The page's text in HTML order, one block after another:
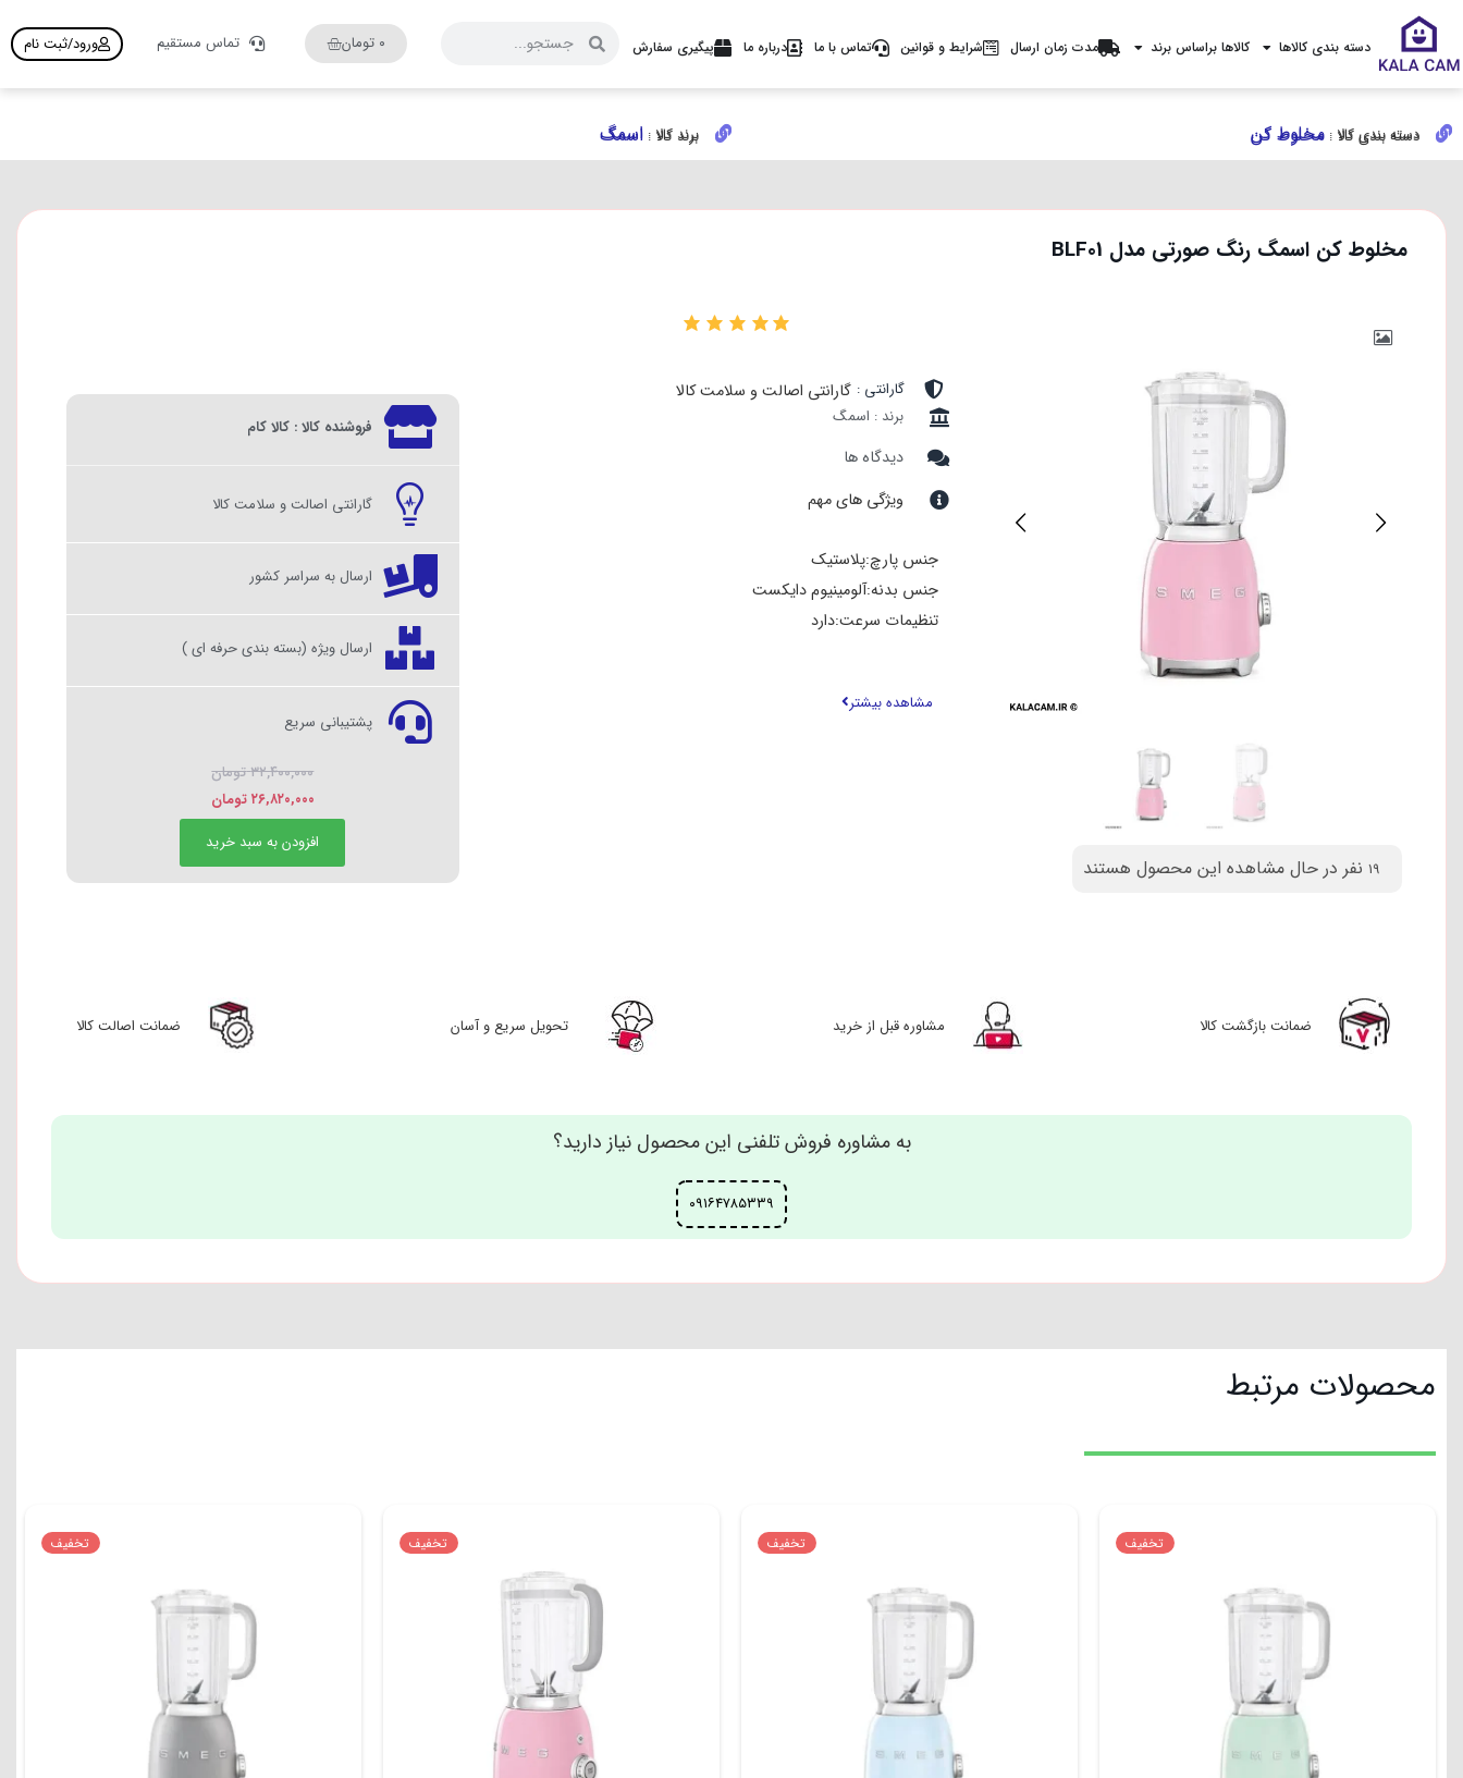
دسته بندی کالاها کالاها براساس برند مدت زمان ارسال شرایط و قوانین تماس با ما درباره ما پیگیری سفارش ۰ تومان تماس مستقیم ورود/ثبت نام
دسته بندی کالا : مخلوط کن برند کالا : اسمگ دسته بندی کالا : مخلوط کن برند کالا : اسمگ
مخلوط کن اسمگ رنگ صورتی مدل BLF01
19 نفر در حال مشاهده این محصول هستند
گارانتی : گارانتی اصالت و سلامت کالا
برند : اسمگ
دیدگاه ها
ویژگی های مهم
جنس پارچ:پلاستیک
جنس بدنه:آلومینیوم دایکست
تنظیمات سرعت:دارد
محدوده ظرفیت پارچ:۱.۵ تا ۲.۰ لیتر
مشاهده بیشتر
فروشنده کالا : کالا کام
گارانتی اصالت و سلامت کالا
ارسال به سراسر کشور
ارسال ویژه (بسته بندی حرفه ای )
پشتیبانی سریع
۳۲,۴۰۰,۰۰۰تومان
۲۶,۸۲۰,۰۰۰تومان
افزودن به سبد خرید
ضمانت بازگشت کالا مشاوره قبل از خرید تحویل سریع و آسان ضمانت اصالت کالا
به مشاوره فروش تلفنی این محصول نیاز دارید؟
۰۹۱۶۴۷۸۵۳۳۹
محصولات مرتبط
تخفیف تخفیف تخفیف تخفیف